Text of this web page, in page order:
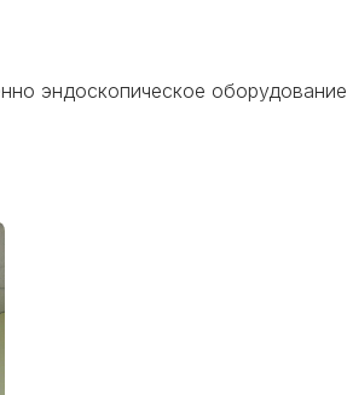
эндоскопическое оборудование